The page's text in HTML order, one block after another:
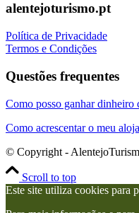
alentejoturismo.pt
Política de Privacidade
Termos e Condições
Questões frequentes
Como posso ganhar
Como acrescentar o meu
© Copyright -
Scroll to top
Este site utiliza cookies para